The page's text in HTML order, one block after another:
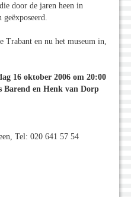
door de jaren heen in
Trabant en nu het museum in,
16 oktober 2006 om 20:00
Barend en Henk van Dorp
Tel: 020 641 57 54